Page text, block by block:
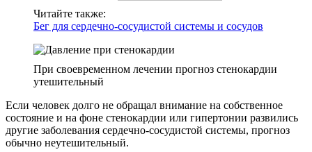
Читайте также:
Бег для сердечно-сосудистой системы и сосудов
При своевременном лечении прогноз стенокардии
утешительный
Если человек долго не обращал внимание на собственное
состояние и на фоне стенокардии или гипертонии развились
другие заболевания сердечно-сосудистой системы, прогноз
обычно неутешительный.